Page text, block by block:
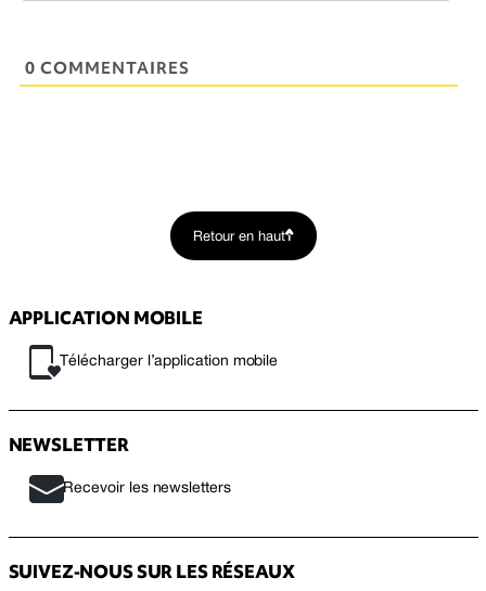
0 COMMENTAIRES
Retour en haut
APPLICATION MOBILE
Télécharger l’application mobile
NEWSLETTER
Recevoir les newsletters
SUIVEZ-NOUS SUR LES RÉSEAUX